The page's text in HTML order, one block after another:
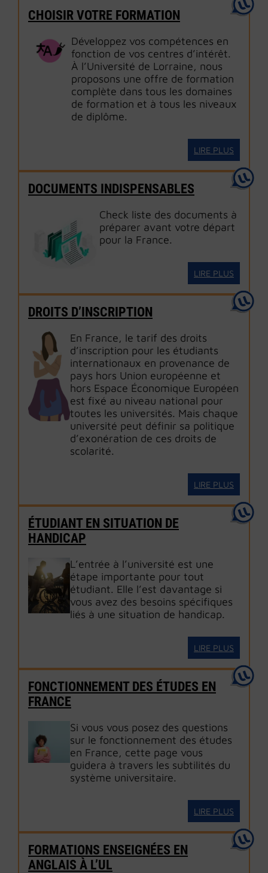
CHOISIR VOTRE FORMATION
Développez vos compétences en
fonction de vos centres d’intérêt.
À l’Université de Lorraine, nous
proposons une offre de formation
complète dans tous les domaines
de formation et à tous les niveaux
de diplôme.
LIRE PLUS
DOCUMENTS INDISPENSABLES
Check liste des documents à
préparer avant votre départ
pour la France.
LIRE PLUS
DROITS D’INSCRIPTION
En France, le tarif des droits
d’inscription pour les étudiants
internationaux en provenance de
pays hors Union européenne et
hors Espace Économique Européen
est fixé au niveau national pour
toutes les universités. Mais chaque
université peut définir sa politique
d’exonération de ces droits de
scolarité.
LIRE PLUS
ÉTUDIANT EN SITUATION DE
HANDICAP
L’entrée à l’université est une
étape importante pour tout
étudiant. Elle l’est davantage si
vous avez des besoins spécifiques
liés à une situation de handicap.
LIRE PLUS
FONCTIONNEMENT DES ÉTUDES EN
FRANCE
Si vous vous posez des questions
sur le fonctionnement des études
en France, cette page vous
guidera à travers les subtilités du
système universitaire.
LIRE PLUS
FORMATIONS ENSEIGNÉES EN
ANGLAIS À L’UL